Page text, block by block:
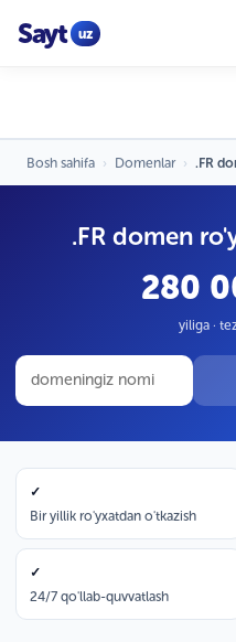
Sayt uz
Bosh sahifa › Domenlar › .FR
.FR domen
280
yiliga ·
✓
Bir yillik ro'yxatdan o'tkazish
✓
24/7 qo'llab-quvvatlash